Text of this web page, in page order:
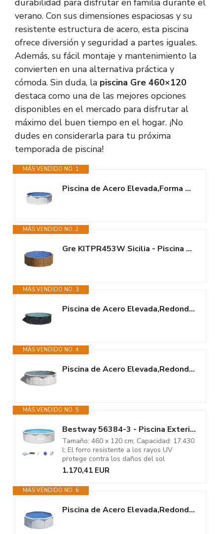
durabilidad para disfrutar en familia durante el
verano. Con sus dimensiones espaciosas y su
resistente estructura de acero, esta piscina
ofrece diversión y seguridad a partes iguales.
Además, su fácil montaje y mantenimiento la
convierten en una alternativa práctica y
cómoda. Sin duda, la piscina Gre 460×120
destaca como una de las mejores opciones
disponibles en el mercado para disfrutar al
máximo del buen tiempo en el hogar. ¡No
dudes en considerarla para tu próxima
temporada de piscina!
MÁS VENDIDO NO. 1
Piscina de Acero Elevada,Forma Redonda con Aspecto Acero Blanco. Piscinas...
MÁS VENDIDO NO. 2
Gre KITPR453W Sicilia - Piscina Elevada Redonda, Aspecto Madera, 460 x 120...
MÁS VENDIDO NO. 3
Piscina de Acero Elevada,Redonda con Aspecto Acero Grafito. Piscinas...
MÁS VENDIDO NO. 4
Piscina de Acero Elevada,Redonda con Aspecto Acero Nórdico. Piscinas...
MÁS VENDIDO NO. 5
Bestway 56384-3 - Piscina Exterior Redonda Hydrium de 460 x 120 cm
Tamaño: 460 x 120 cm; Capacidad: 17.430
l; El forro resistente a los rayos UV
protege contra los daños del sol
1.170,41 EUR
MÁS VENDIDO NO. 6
Piscina de Acero Elevada,Redonda con Aspecto Acero Blanco. Piscinas...